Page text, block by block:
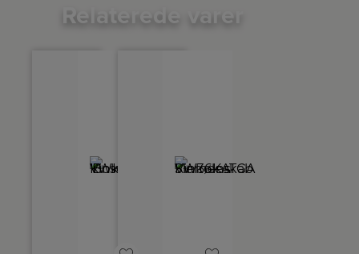
Relaterede varer